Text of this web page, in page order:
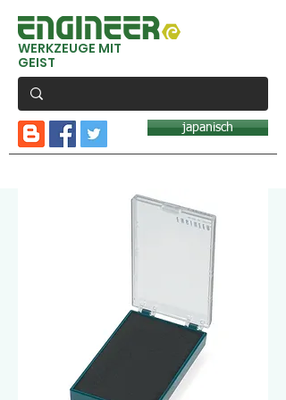
WERKZEUGE MIT
GEIST
japanisch